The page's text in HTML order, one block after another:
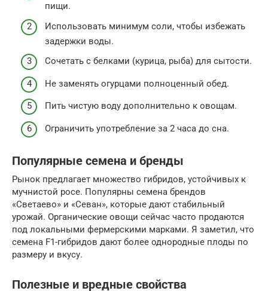
пищи.
Использовать минимум соли, чтобы избежать
задержки воды.
Сочетать с белками (курица, рыба) для сытости.
Не заменять огурцами полноценный обед.
Пить чистую воду дополнительно к овощам.
Ограничить употребление за 2 часа до сна.
Популярные семена и бренды
Рынок предлагает множество гибридов, устойчивых к
мучнистой росе. Популярны семена брендов
«Светаево» и «Севан», которые дают стабильный
урожай. Органические овощи сейчас часто продаются
под локальными фермерскими марками. Я заметил, что
семена F1-гибридов дают более однородные плоды по
размеру и вкусу.
Полезные и вредные свойства